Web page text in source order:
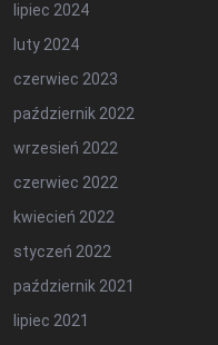
lipiec 2024
luty 2024
czerwiec 2023
październik 2022
wrzesień 2022
czerwiec 2022
kwiecień 2022
styczeń 2022
październik 2021
lipiec 2021